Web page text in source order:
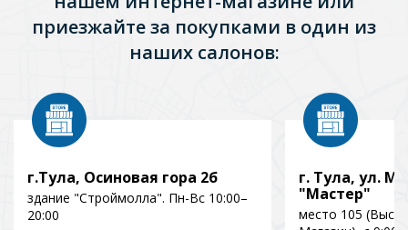
приезжайте за покупками в один из
наших салонов:
г.Тула, Осиновая гора 2б
здание "Строймолла". Пн-Вс 10:00–
20:00
г. Тула, ул.
"Мастер"
место 105